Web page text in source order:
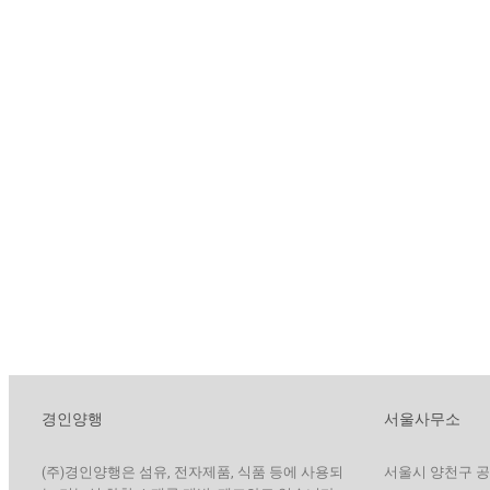
경인양행
(주)경인양행은 섬유, 전자제품, 식품 등에 사용되
서울사무소
서울시 양천구 공